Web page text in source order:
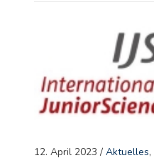
12. April 2023 / Aktuelles,